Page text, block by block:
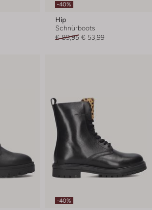
-40%
Hip
Schnürboots
€ 89,95 € 53,99
-40%